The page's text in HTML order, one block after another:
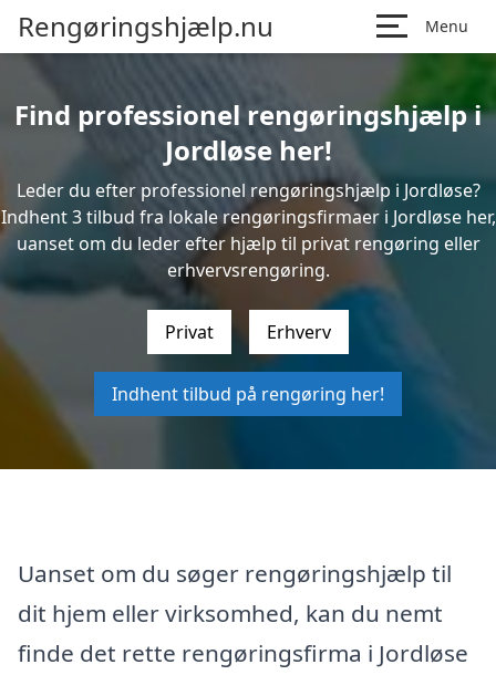
Rengøringshjælp.nu Menu
Find professionel rengøringshjælp i
Jordløse her!
Leder du efter professionel rengøringshjælp i Jordløse?
Indhent 3 tilbud fra lokale rengøringsfirmaer i Jordløse her,
uanset om du leder efter hjælp til privat rengøring eller
erhvervsrengøring.
Privat Erhverv
Indhent tilbud på rengøring her!
Uanset om du søger rengøringshjælp til
dit hjem eller virksomhed, kan du nemt
finde det rette rengøringsfirma i Jordløse